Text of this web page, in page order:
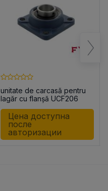
unitate de carcasă pentru
lagăr cu flanșă UCF206
Цена доступна
после
авторизации